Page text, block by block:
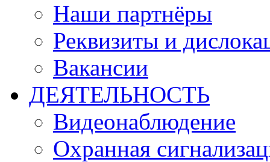
Наши партнёры
Реквизиты и
Вакансии
ДЕЯТЕЛЬНОСТЬ
Видеонаблюдение
Охранная